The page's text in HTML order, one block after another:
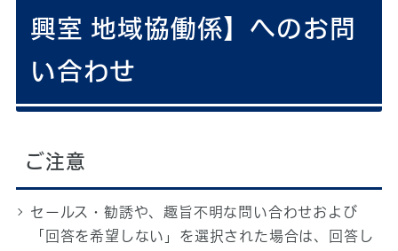
興室 地域協働係】へのお問
い合わせ
ご注意
セールス・勧誘や、趣旨不明な問い合わせおよび
「回答を希望しない」を選択された場合は、回答し